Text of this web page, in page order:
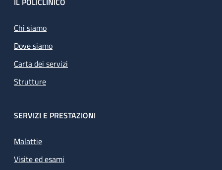
Footer
Chi siamo
Dove siamo
Carta dei servizi
Strutture
SERVIZI E PRESTAZIONI
Malattie
Visite ed esami